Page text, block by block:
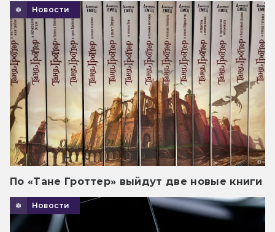
Новости
По «Тане Гроттер» выйдут две новые книги
Новости